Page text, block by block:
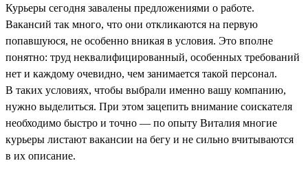
Курьеры сегодня завалены предложениями о работе.
Вакансий так много, что они откликаются на первую
попавшуюся, не особенно вникая в условия. Это вполне
понятно: труд неквалифицированный, особенных требований
нет и каждому очевидно, чем занимается такой персонал.
В таких условиях, чтобы выбрали именно вашу компанию,
нужно выделиться. При этом зацепить внимание соискателя
необходимо быстро и точно — по опыту Виталия многие
курьеры листают вакансии на бегу и не сильно вчитываются
в их описание.